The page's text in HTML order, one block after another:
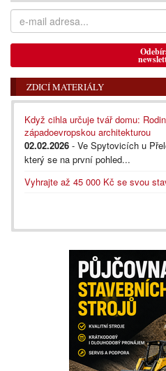
ZDICÍ MATERIÁLY
Když cihla určuje tvář domu:
západoevropskou architekturou
02.02.2026 - Ve Spytovicích u
který se na první pohled...
Vyhrajte až 45 000 Kč se svou